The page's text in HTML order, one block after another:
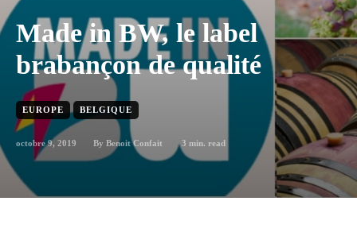
Made in BW, le label
brabançon de qualité
EUROPE BELGIQUE
octobre 9, 2019 By Benoit Confait 3 min. read